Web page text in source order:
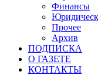
Финансы
Прочее
Архив
ПОДПИСКА
О ГАЗЕТЕ
КОНТАКТЫ